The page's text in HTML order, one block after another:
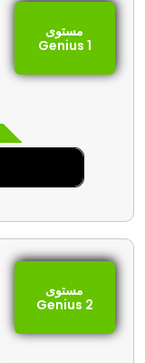
مستوى
Genius 1
مستوى
Genius 2